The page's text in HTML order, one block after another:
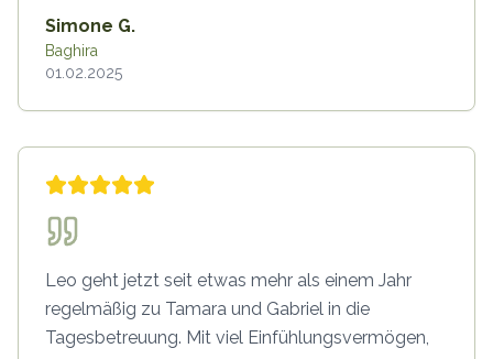
Simone G.
Baghira
01.02.2025
Leo geht jetzt seit etwas mehr als einem Jahr
regelmäßig zu Tamara und Gabriel in die
Tagesbetreuung. Mit viel Einfühlungsvermögen,